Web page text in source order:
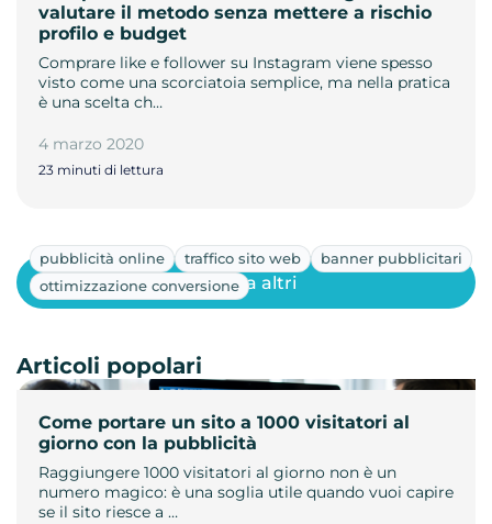
valutare il metodo senza mettere a rischio
profilo e budget
Comprare like e follower su Instagram viene spesso
visto come una scorciatoia semplice, ma nella pratica
è una scelta ch…
4 marzo 2020
23 minuti di lettura
pubblicità online traffico sito web
banner pubblicitari
ottimizzazione conversione
Come portare un sito a 1000 visitatori al
giorno con la pubblicità
Raggiungere 1000 visitatori al giorno non è un
numero magico: è una soglia utile quando vuoi capire
se il sito riesce a …
Mostra altri
Articoli popolari